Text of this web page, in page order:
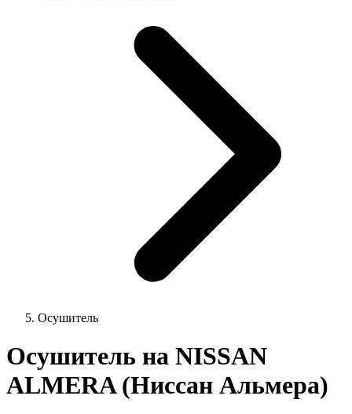
Осушитель
Осушитель на NISSAN
ALMERA (Ниссан Альмера)